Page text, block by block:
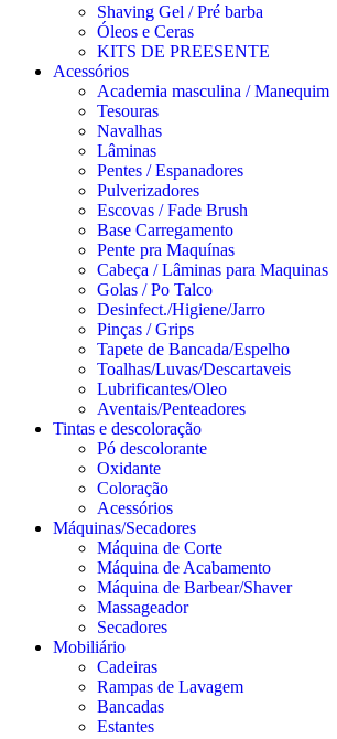
Shaving Gel / Pré barba
Óleos e Ceras
KITS DE PREESENTE
Acessórios
Academia masculina / Manequim
Tesouras
Navalhas
Lâminas
Pentes / Espanadores
Pulverizadores
Escovas / Fade Brush
Base Carregamento
Pente pra Maquínas
Cabeça / Lâminas para Maquinas
Golas / Po Talco
Desinfect./Higiene/Jarro
Pinças / Grips
Tapete de Bancada/Espelho
Toalhas/Luvas/Descartaveis
Lubrificantes/Oleo
Aventais/Penteadores
Tintas e descoloração
Pó descolorante
Oxidante
Coloração
Acessórios
Máquinas/Secadores
Máquina de Corte
Máquina de Acabamento
Máquina de Barbear/Shaver
Massageador
Secadores
Mobiliário
Cadeiras
Rampas de Lavagem
Bancadas
Estantes